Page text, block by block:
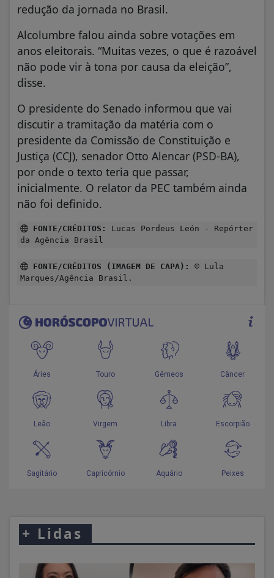
redução da jornada no Brasil.
Alcolumbre falou ainda sobre votações em
anos eleitorais. “Muitas vezes, o que é razoável
não pode vir à tona por causa da eleição”,
disse.
O presidente do Senado informou que vai
discutir a tramitação da matéria com o
presidente da Comissão de Constituição e
Justiça (CCJ), senador Otto Alencar (PSD-BA),
por onde o texto teria que passar,
inicialmente. O relator da PEC também ainda
não foi definido.
FONTE/CRÉDITOS:
Lucas Pordeus León - Repórter
da Agência Brasil
FONTE/CRÉDITOS (IMAGEM DE CAPA):
© Lula
Marques/Agência Brasil.
+ Lidas